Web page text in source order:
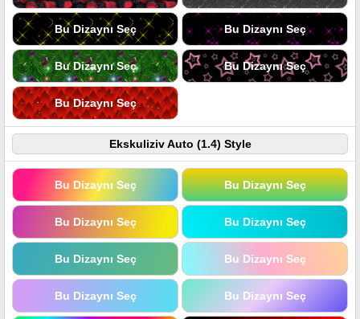
Bu Dizaynı Seç Bu Dizaynı Seç
Bu Dizaynı Seç Bu Dizaynı Seç
Bu Dizaynı Seç
Ekskuliziv Auto (1.4) Style
Bu Dizaynı Seç Bu Dizaynı Seç
Bu Dizaynı Seç Bu Dizaynı Seç
Bu Dizaynı Seç Bu Dizaynı Seç
Bu Dizaynı Seç Bu Dizaynı Seç